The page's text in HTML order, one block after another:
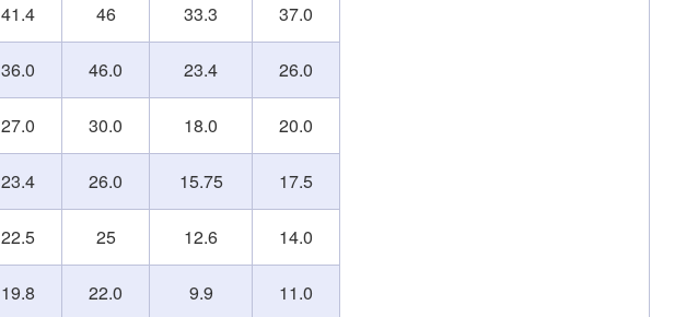
41.4 46 33.3 37.0
36.0 46.0 23.4 26.0
27.0 30.0 18.0 20.0
23.4 26.0 15.75 17.5
22.5 25 12.6 14.0
19.8 22.0 9.9 11.0